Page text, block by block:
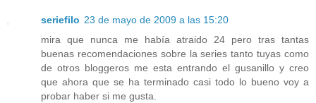
seriefilo 23 de mayo de 2009 a las 15:20
mira que nunca me había atraido 24 pero tras tantas
buenas recomendaciones sobre la series tanto tuyas como
de otros bloggeros me esta entrando el gusanillo y creo
que ahora que se ha terminado casi todo lo bueno voy a
probar haber si me gusta.